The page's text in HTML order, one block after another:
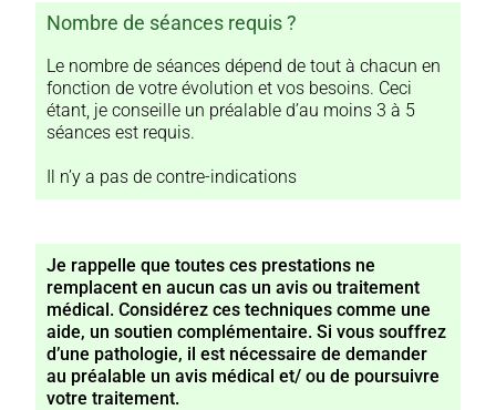
Nombre de séances requis ?
Le nombre de séances dépend de tout à chacun en
fonction de votre évolution et vos besoins. Ceci
étant, je conseille un préalable d’au moins 3 à 5
séances est requis.
Il n’y a pas de contre-indications
Je rappelle que toutes ces prestations ne
remplacent en aucun cas un avis ou traitement
médical. Considérez ces techniques comme une
aide, un soutien complémentaire. Si vous souffrez
d’une pathologie, il est nécessaire de demander
au préalable un avis médical et/ ou de poursuivre
votre traitement.